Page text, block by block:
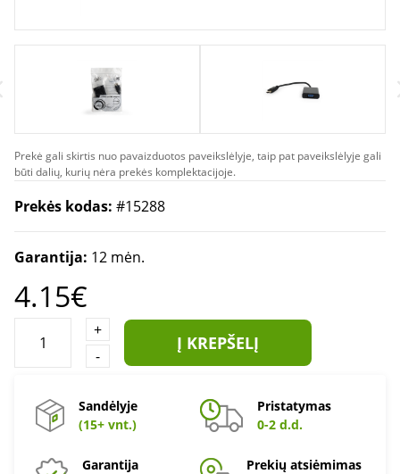
Prekė gali skirtis nuo pavaizduotos paveikslėlyje, taip pat paveikslėlyje gali
būti dalių, kurių nėra prekės komplektacijoje.
Prekės kodas: #15288
Garantija: 12 mėn.
4.15€
+
-
Į KREPŠELĮ
Sandėlyje
(15+ vnt.)
Pristatymas
0-2 d.d.
Garantija
Prekių atsiėmimas